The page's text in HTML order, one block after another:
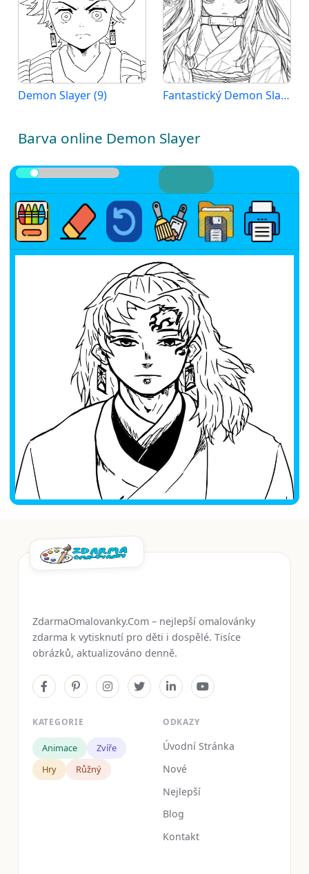
Demon Slayer (9) Fantastický Demon Slayer
Barva online Demon Slayer
ZdarmaOmalovanky.Com – nejlepší omalovánky
zdarma k vytisknutí pro děti i dospělé. Tisíce
obrázků, aktualizováno denně.
KATEGORIE
Animace
Zvíře
Hry
Růžný
ODKAZY
Úvodní Stránka
Nové
Nejlepší
Blog
Kontakt